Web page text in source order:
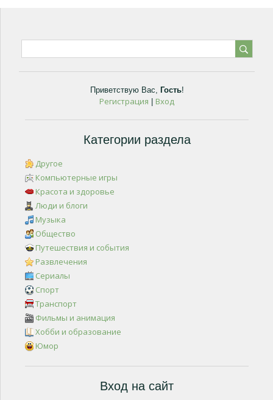
Приветствую Вас, Гость!
Регистрация Вход
Категории раздела
Другое
Компьютерные игры
Красота и здоровье
Люди и блоги
Музыка
Общество
Путешествия и события
Развлечения
Сериалы
Спорт
Транспорт
Фильмы и анимация
Хобби и образование
Юмор
Вход на сайт